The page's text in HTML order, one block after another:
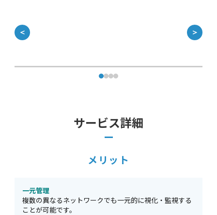
＜ ＞
サービス詳細
メリット
一元管理
複数の異なるネットワークでも一元的に視化・監視する
ことが可能です。